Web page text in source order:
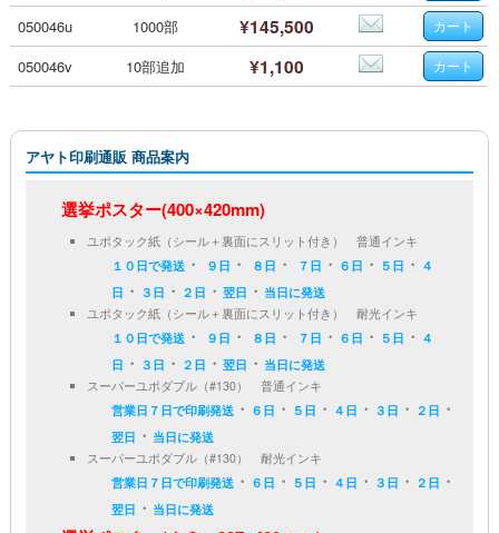
050046u 1000部 ¥145,500
050046v 10部追加 ¥1,100
アヤト印刷通販 商品案内
選挙ポスター(400×420mm)
ユポタック紙（シール＋裏面にスリット付き） 普通インキ
１０日で発送 ・ ９日 ・ ８日 ・ ７日 ・ ６日 ・ ５日 ・ ４
日 ・ ３日 ・ ２日 ・翌日 ・ 当日に発送
ユポタック紙（シール＋裏面にスリット付き） 耐光インキ
１０日で発送 ・ ９日 ・ ８日 ・ ７日 ・ ６日 ・ ５日 ・ ４
日 ・ ３日 ・ ２日 ・翌日 ・ 当日に発送
スーパーユポダブル（#130） 普通インキ
営業日７日で印刷発送 ・ ６日 ・ ５日 ・ ４日 ・ ３日 ・ ２日 ・
翌日 ・ 当日に発送
スーパーユポダブル（#130） 耐光インキ
営業日７日で印刷発送 ・ ６日 ・ ５日 ・ ４日 ・ ３日 ・ ２日 ・
翌日 ・ 当日に発送